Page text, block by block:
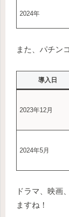
2024年
また、パチン
導入日
2023年12月
2024年5月
ドラマ、映画
ますね！